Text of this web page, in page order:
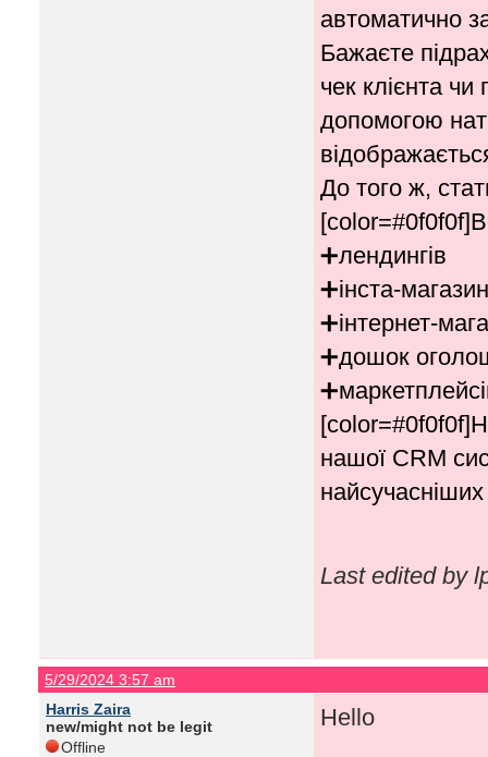
автоматично
Бажаєте
чек клієнта
допомогою
До того ж,
➕лендингів
➕інста-
➕інтернет-
➕дошок
нашої CRM
найсучасніших
Last edited by
5/29/2024 3:57 am
Harris Zaira
new/might not be legit
Offline
Hello